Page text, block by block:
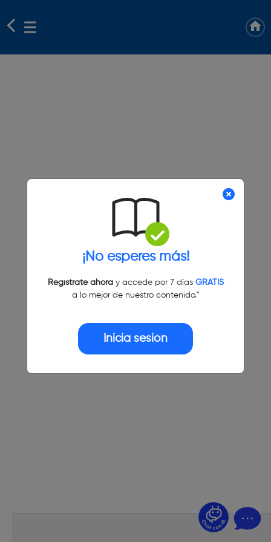
¡No esperes más!
Regístrate ahoray accede por 7 días GRATIS
a lo mejor de nuestro contenido."
Inicia sesión